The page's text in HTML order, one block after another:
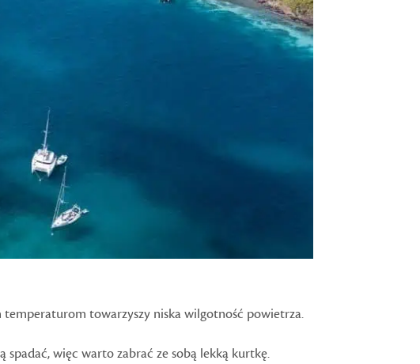
temperaturom towarzyszy niska wilgotność powietrza.
spadać, więc warto zabrać ze sobą lekką kurtkę.